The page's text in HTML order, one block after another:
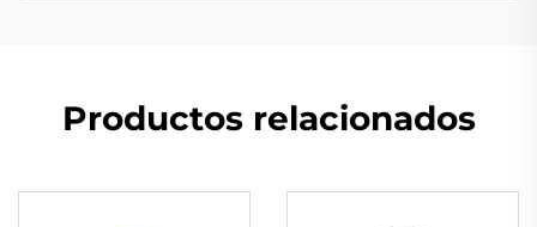
Productos relacionados